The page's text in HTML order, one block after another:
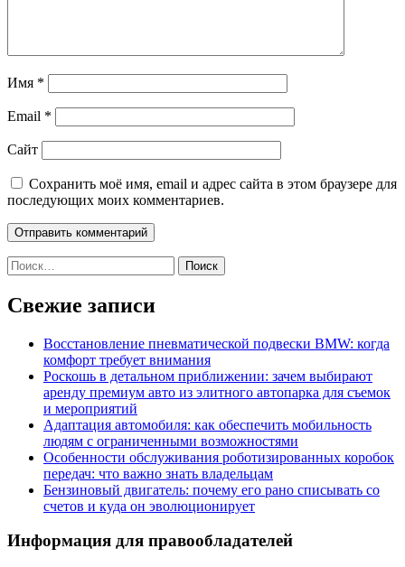
Имя *
Email *
Сайт
Сохранить моё имя, email и адрес сайта в этом браузере для
последующих моих комментариев.
Найти:
Свежие записи
Восстановление пневматической подвески BMW: когда
комфорт требует внимания
Роскошь в детальном приближении: зачем выбирают
аренду премиум авто из элитного автопарка для съемок
и мероприятий
Адаптация автомобиля: как обеспечить мобильность
людям с ограниченными возможностями
Особенности обслуживания роботизированных коробок
передач: что важно знать владельцам
Бензиновый двигатель: почему его рано списывать со
счетов и куда он эволюционирует
Информация для правообладателей